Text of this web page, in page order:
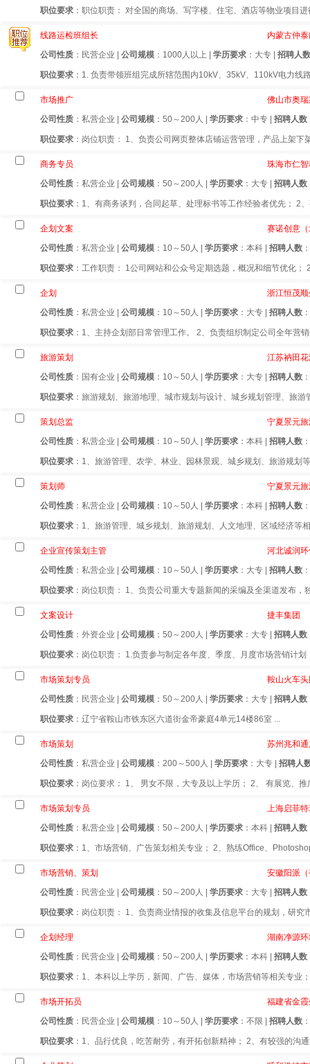
职位要求 ：职位职责： 对全国的商场、写字楼、住宅、酒店等物业项目
线路运检班组长
内蒙古仲
公司性质 ：民营企业 | 公司规模 ：1000人以上 | 学历要求 ：大专 | 招聘人数
职位要求 ：1. 负责带领班组完成所辖范围内10kV、35kV、110kV电力线
市场推广
佛山市奥
公司性质 ：私营企业 | 公司规模 ：50～200人 | 学历要求 ：中专 | 招聘人数
职位要求 ：岗位职责： 1、负责公司网页整体店铺运营管理，产品上架
商务专员
珠海市仁
公司性质 ：私营企业 | 公司规模 ：50～200人 | 学历要求 ：大专 | 招聘人数
职位要求 ：1、有商务谈判，合同起草、处理标书等工作经验者优先； 2
企划文案
赛诺创意
公司性质 ：私营企业 | 公司规模 ：10～50人 | 学历要求 ：本科 | 招聘人数
职位要求 ：工作职责： 1公司网站和公众号定期选题，概况和细节优化
企划
浙江恒茂
公司性质 ：私营企业 | 公司规模 ：10～50人 | 学历要求 ：大专 | 招聘人数
职位要求 ：1、主持企划部日常管理工作。 2、负责组织制定公司全年营
旅游策划
江苏衲田
公司性质 ：国有企业 | 公司规模 ：10～50人 | 学历要求 ：大专 | 招聘人数
职位要求 ：旅游规划、旅游地理、城市规划与设计、城乡规划管理、旅
策划总监
宁夏景元
公司性质 ：私营企业 | 公司规模 ：10～50人 | 学历要求 ：本科 | 招聘人数
职位要求 ：1、旅游管理、农学、林业、园林景观、城乡规划、旅游规划
策划师
宁夏景元
公司性质 ：私营企业 | 公司规模 ：10～50人 | 学历要求 ：本科 | 招聘人数
职位要求 ：1、旅游管理、城乡规划、旅游规划、人文地理、区域经济等
企业宣传策划主管
河北诚润
公司性质 ：私营企业 | 公司规模 ：10～50人 | 学历要求 ：大专 | 招聘人数
职位要求 ：岗位职责： 1、负责公司重大专题新闻的采编及全渠道发布
文案设计
捷丰集团
公司性质 ：外资企业 | 公司规模 ：50～200人 | 学历要求 ：大专 | 招聘人数
职位要求 ：岗位职责： 1.负责参与制定各年度、季度、月度市场营销计
市场策划专员
鞍山火车
公司性质 ：民营企业 | 公司规模 ：50～200人 | 学历要求 ：大专 | 招聘人数
职位要求 ：辽宁省鞍山市铁东区六道街金帝豪庭4单元14楼86室 ...
市场策划
苏州兆和
公司性质 ：私营企业 | 公司规模 ：200～500人 | 学历要求 ：大专 | 招聘人
职位要求 ：岗位要求： 1、 男女不限，大专及以上学历； 2、 有展览、
市场策划专员
上海启菲
公司性质 ：私营企业 | 公司规模 ：50～200人 | 学历要求 ：本科 | 招聘人数
职位要求 ：1、市场营销、广告策划相关专业； 2、熟练Office、
市场营销、策划
安徽阳派
公司性质 ：民营企业 | 公司规模 ：50～200人 | 学历要求 ：大专 | 招聘人数
职位要求 ：岗位职责： 1、负责商业情报的收集及信息平台的规划，研
企划经理
湖南净源
公司性质 ：民营企业 | 公司规模 ：50～200人 | 学历要求 ：本科 | 招聘人数
职位要求 ：1、本科以上学历，新闻、广告、媒体，市场营销等相关专业
市场开拓员
福建省金
公司性质 ：民营企业 | 公司规模 ：10～50人 | 学历要求 ：不限 | 招聘人数
职位要求 ：1、品行优良，吃苦耐劳，有开拓创新精神； 2、有较强的沟